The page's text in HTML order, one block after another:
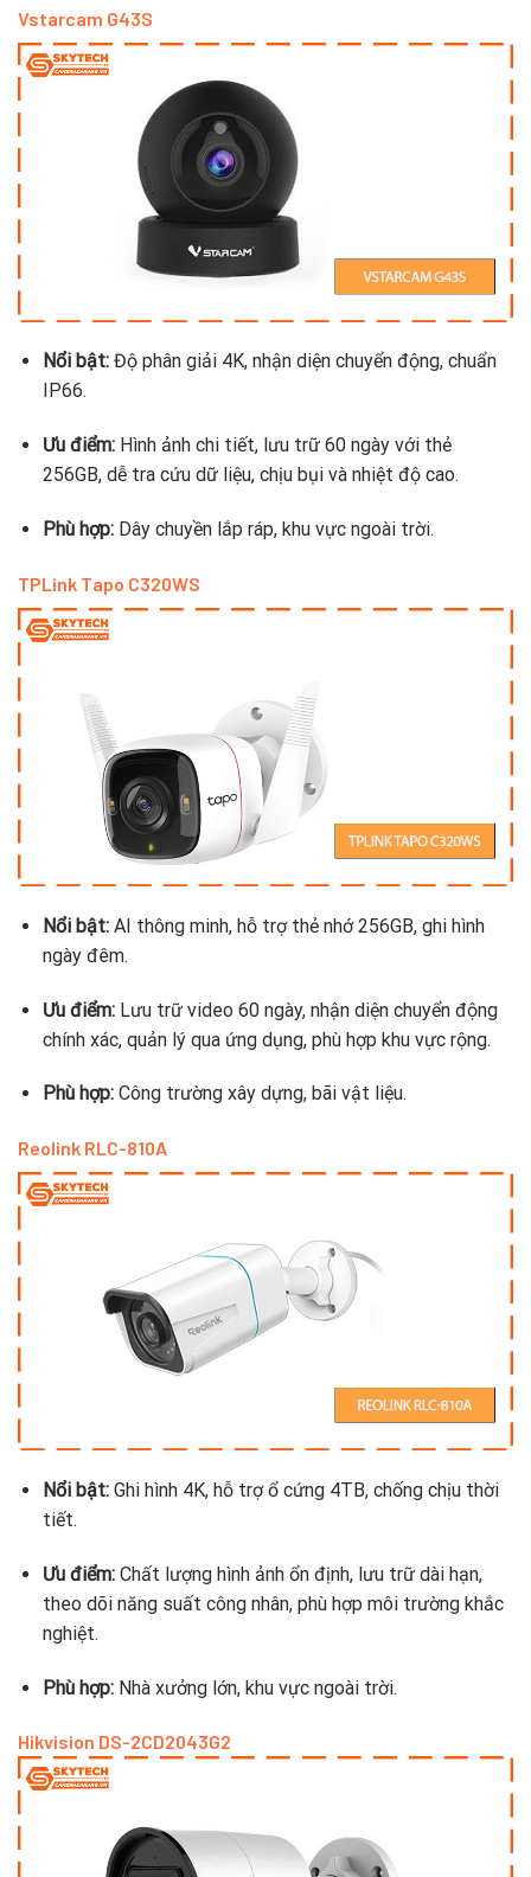
Vstarcam G43S
Nổi bật:Độ phân giải 4K, nhận diện chuyển động, chuẩn
IP66.
Ưu điểm:Hình ảnh chi tiết, lưu trữ 60 ngày với thẻ
256GB, dễ tra cứu dữ liệu, chịu bụi và nhiệt độ cao.
Phù hợp:Dây chuyền lắp ráp, khu vực ngoài trời.
TPLink Tapo C320WS
Nổi bật:AI thông minh, hỗ trợ thẻ nhớ 256GB, ghi hình
ngày đêm.
Ưu điểm:Lưu trữ video 60 ngày, nhận diện chuyển động
chính xác, quản lý qua ứng dụng, phù hợp khu vực rộng.
Phù hợp:Công trường xây dựng, bãi vật liệu.
Reolink RLC-810A
Nổi bật:Ghi hình 4K, hỗ trợ ổ cứng 4TB, chống chịu thời
tiết.
Ưu điểm:Chất lượng hình ảnh ổn định, lưu trữ dài hạn,
theo dõi năng suất công nhân, phù hợp môi trường khắc
nghiệt.
Phù hợp:Nhà xưởng lớn, khu vực ngoài trời.
Hikvision DS-2CD2043G2